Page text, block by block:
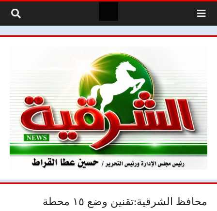
محافظ الشرقية:تقنين وضع ١٥ محطة